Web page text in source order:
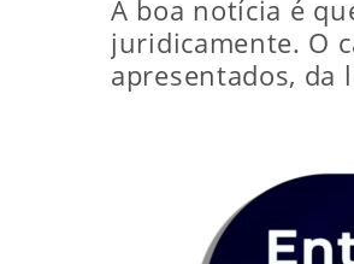
A boa notícia é
juridicamente. O
apresentados, da